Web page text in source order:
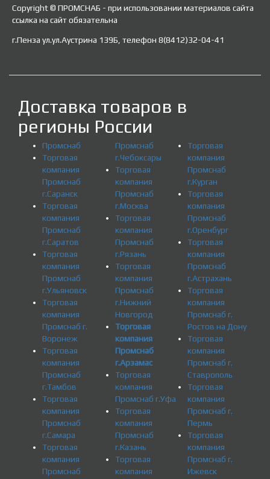
Copyright © ПРОМСНАБ - при использовании материалов сайта
ссылка на сайт обязательна
г.Пенза ул.ул.Аустрина 139Б, телефон 8(8412)32-04-41
Доставка товаров в
регионы России
Промснаб
Торговая
компания
Промснаб
г.Саранск
Торговая
компания
Промснаб
г.Саратов
Торговая
компания
Промснаб
г.Ульяновск
Торговая
компания
Промснаб г.
Воронеж
Торговая
компания
Промснаб
г.Тамбов
Торговая
компания
Промснаб
г.Самара
Торговая
компания
Промснаб
Промснаб
г.Чебоксары
Торговая
компания
Промснаб
г.Москва
Торговая
компания
Промснаб
г.Рязань
Торговая
компания
Промснаб
г.Нижний
Новгород
Торговая
компания
Промснаб
г.Арзамас
Торговая
компания
Промснаб г.Уфа
Торговая
компания
Промснаб
г.Казань
Торговая
компания
Торговая
компания
Промснаб
г.Курган
Торговая
компания
Промснаб
г.Оренбург
Торговая
компания
Промснаб
г.Астрахань
Торговая
компания
Промснаб г.
Ростов на Дону
Торговая
компания
Промснаб г.
Ставрополь
Торговая
компания
Промснаб г.
Пермь
Торговая
компания
Промснаб г.
Ижевск